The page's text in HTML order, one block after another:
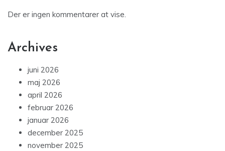
Der er ingen kommentarer at vise.
Archives
juni 2026
maj 2026
april 2026
februar 2026
januar 2026
december 2025
november 2025